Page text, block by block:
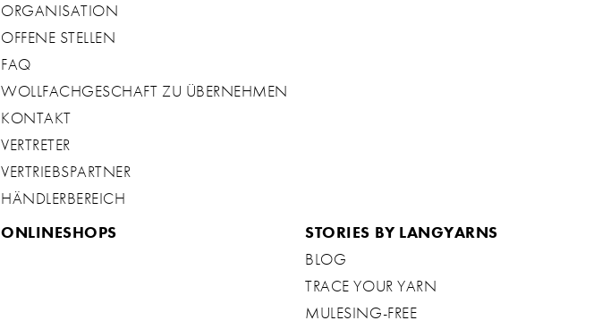
ORGANISATION
OFFENE STELLEN
FAQ
WOLLFACHGESCHAFT ZU ÜBERNEHMEN
KONTAKT
VERTRETER
VERTRIEBSPARTNER
HÄNDLERBEREICH
ONLINESHOPS
STORIES BY LANGYARNS
BLOG
TRACE YOUR YARN
MULESING-FREE